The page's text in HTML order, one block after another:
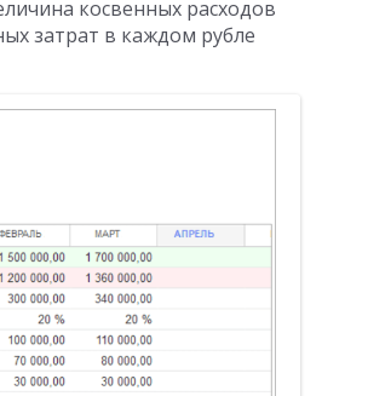
косвенных расходов
затрат в каждом рубле